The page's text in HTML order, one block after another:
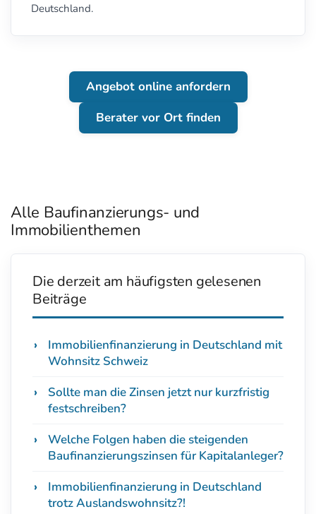
Deutschland.
Angebot online anfordern
Berater vor Ort finden
Alle Baufinanzierungs- und
Immobilienthemen
Die derzeit am häufigsten gelesenen
Beiträge
Immobilienfinanzierung in Deutschland mit
Wohnsitz Schweiz
Sollte man die Zinsen jetzt nur kurzfristig
festschreiben?
Welche Folgen haben die steigenden
Baufinanzierungszinsen für Kapitalanleger?
Immobilienfinanzierung in Deutschland
trotz Auslandswohnsitz?!